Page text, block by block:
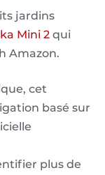
jardins
Mini 2 qui
Amazon.
cet
basé sur
plus de